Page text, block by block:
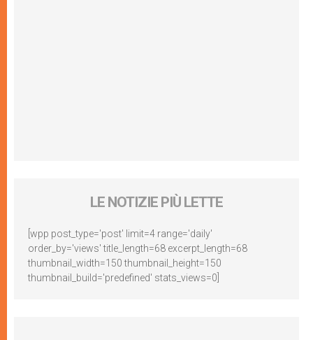
LE NOTIZIE PIÙ LETTE
[wpp post_type='post' limit=4 range='daily'
order_by='views' title_length=68 excerpt_length=68
thumbnail_width=150 thumbnail_height=150
thumbnail_build='predefined' stats_views=0]